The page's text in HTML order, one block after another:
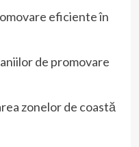
eficiente în
de promovare
zonelor de coastă